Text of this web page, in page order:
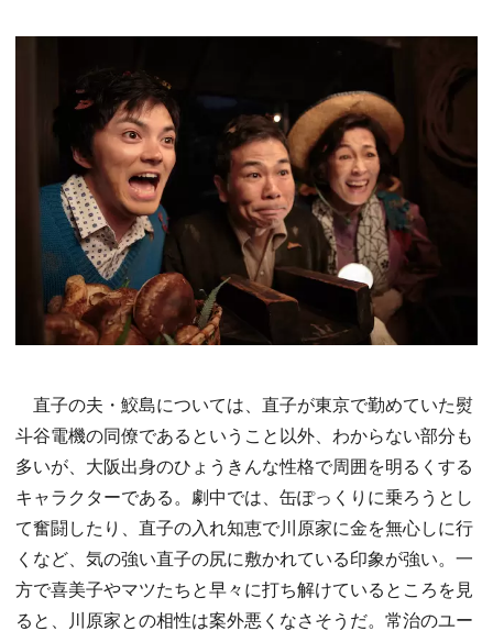
直子の夫・鮫島については、直子が東京で勤めていた熨
斗谷電機の同僚であるということ以外、わからない部分も
多いが、大阪出身のひょうきんな性格で周囲を明るくする
キャラクターである。劇中では、缶ぽっくりに乗ろうとし
て奮闘したり、直子の入れ知恵で川原家に金を無心しに行
くなど、気の強い直子の尻に敷かれている印象が強い。一
方で喜美子やマツたちと早々に打ち解けているところを見
ると、川原家との相性は案外悪くなさそうだ。常治のユー